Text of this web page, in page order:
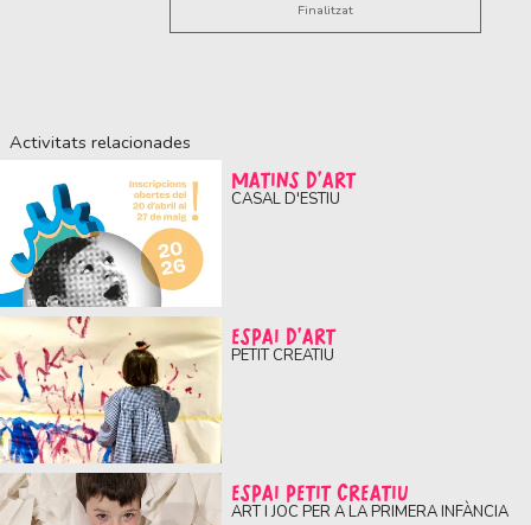
Finalitzat
Activitats relacionades
MATINS D'ART
CASAL D'ESTIU
ESPAI D'ART
PETIT CREATIU
ESPAI PETIT CREATIU
ART I JOC PER A LA PRIMERA INFÀNCIA